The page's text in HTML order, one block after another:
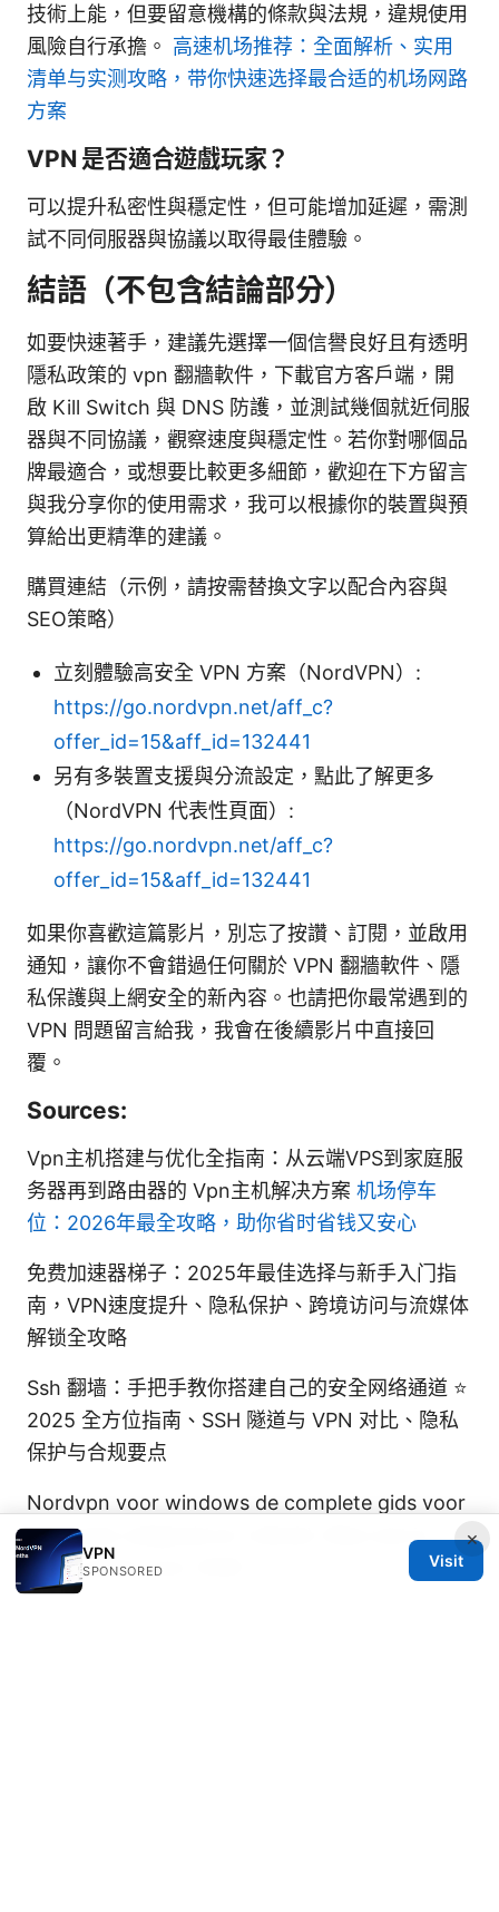
技術上能，但要留意機構的條款與法規，違規使用
風險自行承擔。 高速机场推荐：全面解析、实用
清单与实测攻略，带你快速选择最合适的机场网路
方案
VPN 是否適合遊戲玩家？
可以提升私密性與穩定性，但可能增加延遲，需測
試不同伺服器與協議以取得最佳體驗。
結語（不包含結論部分）
如要快速著手，建議先選擇一個信譽良好且有透明
隱私政策的 vpn 翻牆軟件，下載官方客戶端，開
啟 Kill Switch 與 DNS 防護，並測試幾個就近伺服
器與不同協議，觀察速度與穩定性。若你對哪個品
牌最適合，或想要比較更多細節，歡迎在下方留言
與我分享你的使用需求，我可以根據你的裝置與預
算給出更精準的建議。
購買連結（示例，請按需替換文字以配合內容與
SEO策略）
立刻體驗高安全 VPN 方案（NordVPN）:
https://go.nordvpn.net/aff_c?
offer_id=15&aff_id=132441
另有多裝置支援與分流設定，點此了解更多
（NordVPN 代表性頁面）:
https://go.nordvpn.net/aff_c?
offer_id=15&aff_id=132441
如果你喜歡這篇影片，別忘了按讚、訂閱，並啟用
通知，讓你不會錯過任何關於 VPN 翻牆軟件、隱
私保護與上網安全的新內容。也請把你最常遇到的
VPN 問題留言給我，我會在後續影片中直接回
覆。
Sources:
Vpn主机搭建与优化全指南：从云端VPS到家庭服
务器再到路由器的 Vpn主机解决方案 机场停车
位：2026年最全攻略，助你省时省钱又安心
免费加速器梯子：2025年最佳选择与新手入门指
南，VPN速度提升、隐私保护、跨境访问与流媒体
解锁全攻略
Ssh 翻墙：手把手教你搭建自己的安全网络通道 ⭐
2025 全方位指南、SSH 隧道与 VPN 对比、隐私
保护与合规要点
Nordvpn voor windows de complete gids voor
maximale veiligheid en vrijheid: Alles wat je
moet weten voor 2026
×
VPN
SPONSORED
Visit